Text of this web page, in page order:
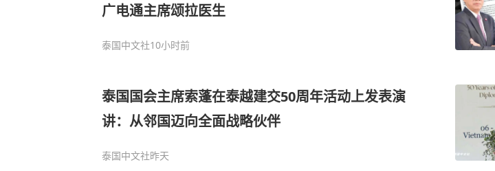
广电通主席颂拉医生
泰国中文社10小时前
泰国国会主席索蓬在泰越建交50周年活动上发表演
讲：从邻国迈向全面战略伙伴
泰国中文社昨天